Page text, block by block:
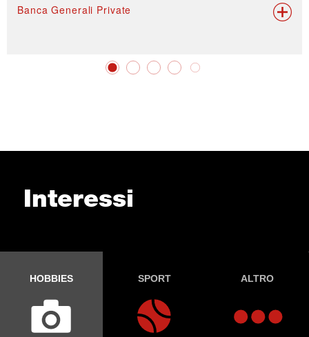
Banca Generali Private
Interessi
HOBBIES SPORT ALTRO